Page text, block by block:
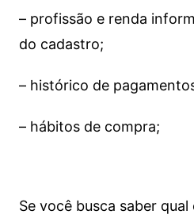
– profissão e renda
do cadastro;
– histórico de
– hábitos de compra;
Se você busca saber